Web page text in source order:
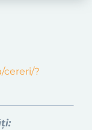
cereri/?